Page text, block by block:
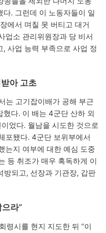
. 그런데 이 노동자들이 일
에서 며칠 못 버티고 대거
업소 관리위원장과 당 비서
사업 능력 부족으로 사업 정
아 고초
는 고기잡이배가 공해 부근
다. 이 배는 4군단 산하 외
었다. 월남을 시도한 것으로
포됐다. 4군단 보위부에서
는지 여부에 대한 예심 도중
등 취조가 매우 혹독하게 이
되고, 선장과 기관장, 갑판
라”
령시를 현지 지도한 뒤 “이